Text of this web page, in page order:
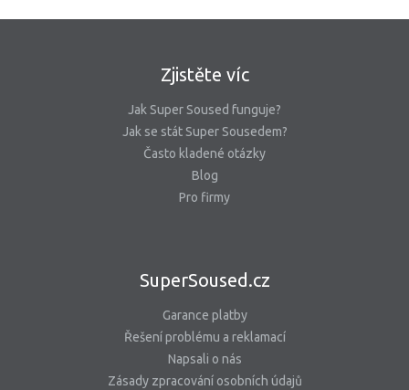
Zjistěte víc
Jak Super Soused funguje?
Jak se stát Super Sousedem?
Často kladené otázky
Blog
Pro firmy
SuperSoused.cz
Garance platby
Řešení problému a reklamací
Napsali o nás
Zásady zpracování osobních údajů